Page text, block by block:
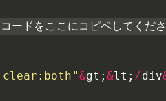
ードをここにコピペしてくだ
&gt ;&lt ; /div